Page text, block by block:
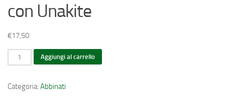
con Unakite
€17,50
Braccialetto
in
baltica
Aggiungi al carrello
Categoria: Abbinati